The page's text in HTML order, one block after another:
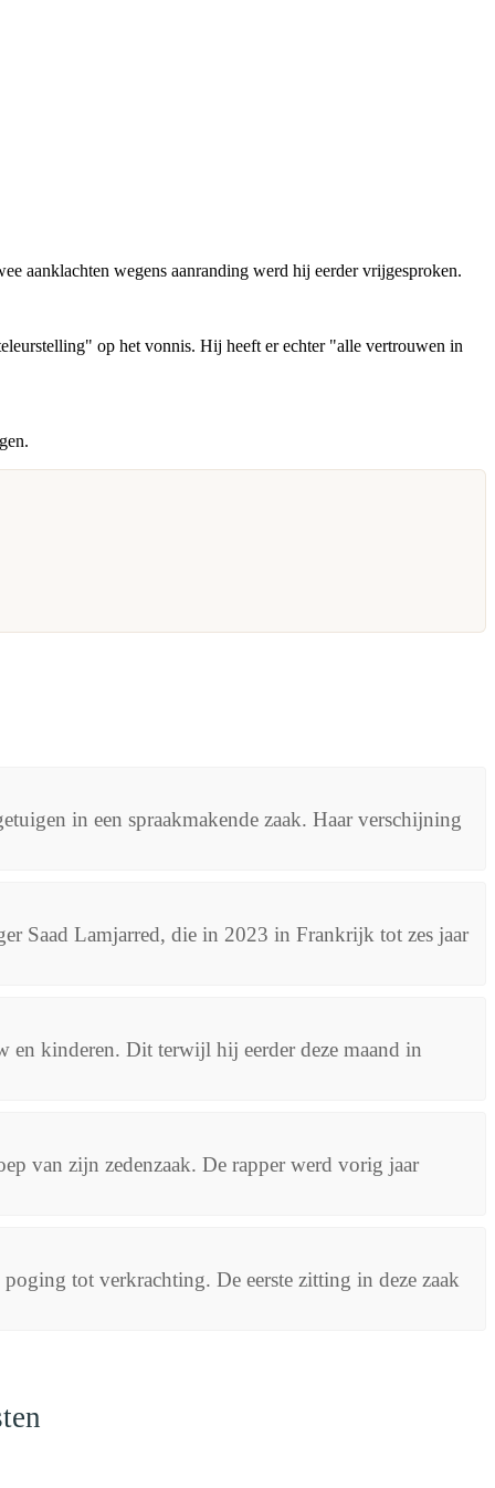
aanklachten wegens aanranding werd hij eerder vrijgesproken.
op het vonnis. Hij heeft er echter "alle vertrouwen in
in een spraakmakende zaak. Haar verschijning
Saad Lamjarred, die in 2023 in Frankrijk tot zes jaar
kinderen. Dit terwijl hij eerder deze maand in
van zijn zedenzaak. De rapper werd vorig jaar
tot verkrachting. De eerste zitting in deze zaak